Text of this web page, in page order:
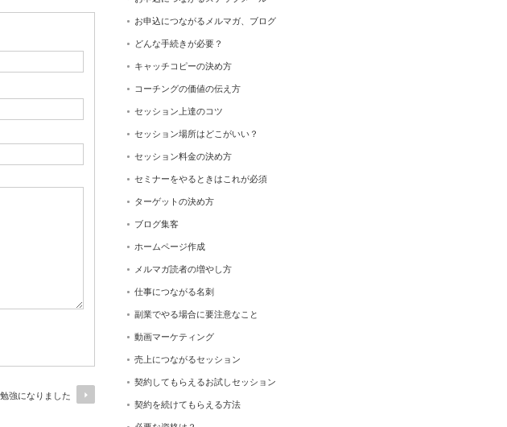
強になりました
お申込につながるメルマガ、ブログ
どんな手続きが必要？
キャッチコピーの決め方
コーチングの価値の伝え方
セッション上達のコツ
セッション場所はどこがいい？
セッション料金の決め方
セミナーをやるときはこれが必須
ターゲットの決め方
ブログ集客
ホームページ作成
メルマガ読者の増やし方
仕事につながる名刺
副業でやる場合に要注意なこと
動画マーケティング
売上につながるセッション
契約してもらえるお試しセッション
契約を続けてもらえる方法